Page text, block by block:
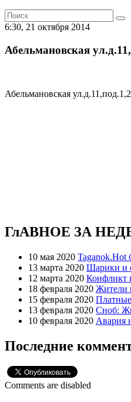
6:30, 21 октября 2014
Абельмановская
Абельмановская
ГлАВНОЕ ЗА
10 мая 2020 Taganok.Hot
13 марта 2020 Шарики и
12 марта 2020 Конфликт
18 февраля 2020 Жители
15 февраля 2020
13 февраля 2020 Сноб:
10 февраля 2020 Авария
Последние
Comments are disabled